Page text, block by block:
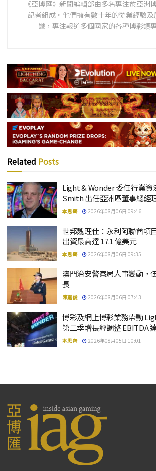
《亞博匯》新聞編輯部由多名專注於亞洲
記者組成。他們擁有數十年的從業經驗及
識，專注報道多個國家的各種博彩類
Related Posts
Light & Wonder 委任行業資
Smith 出任亞洲區董事總經
本思齊 2026年08月06日 09:46
世邦魏理仕：永利阿聯酋項
出資最高達 17.1 億美元
本思齊 2026年08月06日 09:35
澳門治安警察局人事變動，
長
陳嘉俊 2026年08月06日 07:43
博彩及網上博彩業務帶動
第二季增長經調整 EBITDA
本思齊 2026年08月05日 10:01